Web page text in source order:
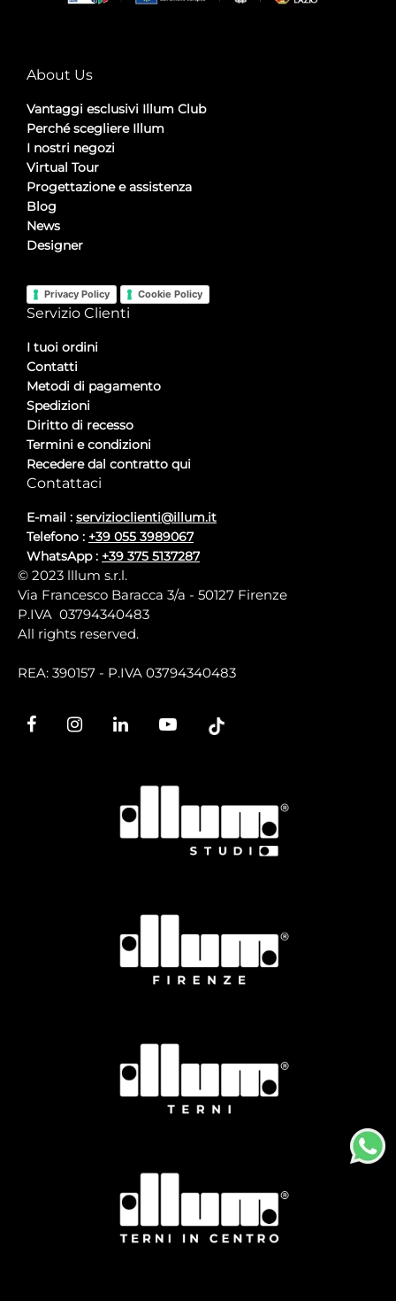
About Us
Vantaggi esclusivi Illum Club
Perché scegliere Illum
I nostri negozi
Virtual Tour
Progettazione e assistenza
Blog
News
Designer
Privacy Policy Cookie Policy
Servizio Clienti
I tuoi ordini
Contatti
Metodi di pagamento
Spedizioni
Diritto di recesso
Termini e condizioni
Recedere dal contratto qui
Contattaci
E-mail : servizioclienti@illum.it
Telefono : +39 055 3989067
WhatsApp : +39 375 5137287
© 2023 lllum s.r.l.
Via Francesco Baracca 3/a - 50127 Firenze
P.IVA 03794340483
All rights reserved.
REA: 390157 - P.IVA 03794340483